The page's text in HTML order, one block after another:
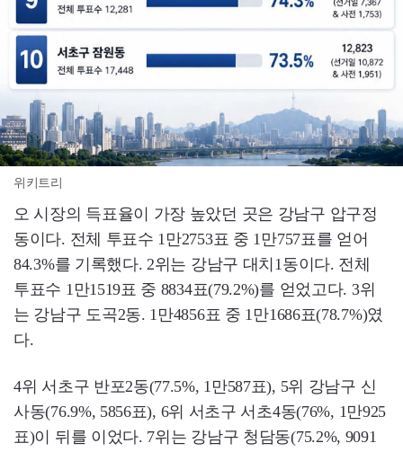
위키트리
오 시장의 득표율이 가장 높았던 곳은 강남구 압구정
동이다. 전체 투표수 1만2753표 중 1만757표를 얻어
84.3%를 기록했다. 2위는 강남구 대치1동이다. 전체
투표수 1만1519표 중 8834표(79.2%)를 얻었고다. 3위
는 강남구 도곡2동. 1만4856표 중 1만1686표(78.7%)였
다.
4위 서초구 반포2동(77.5%, 1만587표), 5위 강남구 신
사동(76.9%, 5856표), 6위 서초구 서초4동(76%, 1만925
표)이 뒤를 이었다. 7위는 강남구 청담동(75.2%, 9091